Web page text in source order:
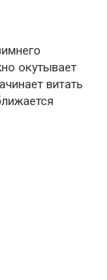
окутывает
витать